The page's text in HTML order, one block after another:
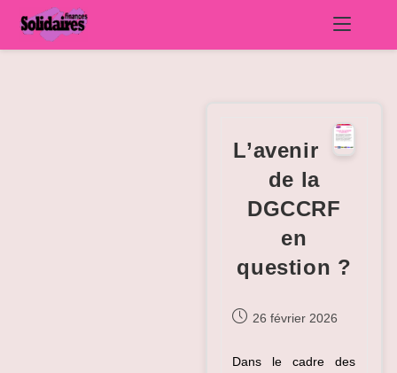
L’avenir
de la
DGCCRF
en
question ?
Publication
26 février 2026
Dans le cadre des